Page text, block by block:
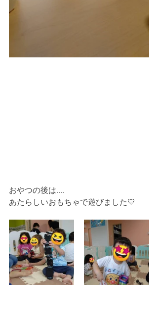
おやつの後は....
あたらしいおもちゃで遊びました💛